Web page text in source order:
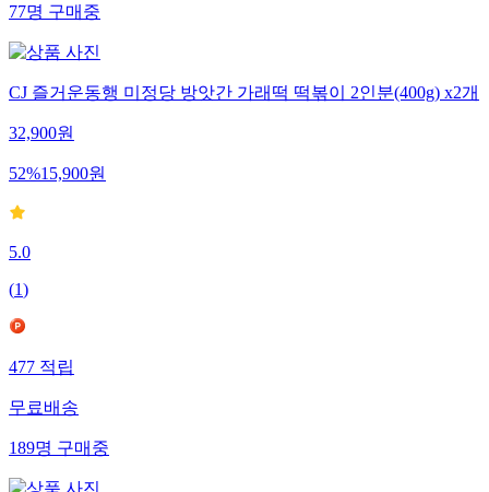
77명구매중
CJ 즐거운동행 미정당 방앗간 가래떡 떡볶이 2인분(400g) x2개
32,900원
52%15,900원
5.0
(1)
477적립
무료배송
189명구매중